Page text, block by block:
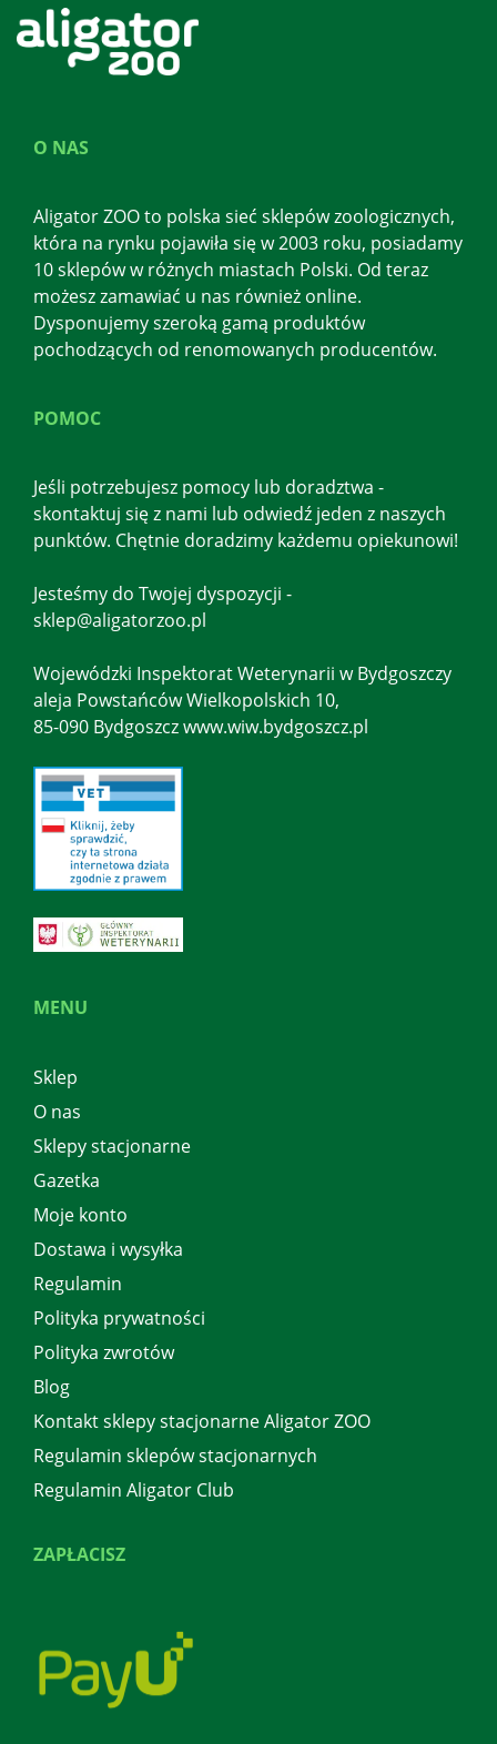
O NAS
Aligator ZOO to polska sieć sklepów zoologicznych,
która na rynku pojawiła się w 2003 roku, posiadamy
10 sklepów w różnych miastach Polski. Od teraz
możesz zamawiać u nas również online.
Dysponujemy szeroką gamą produktów
pochodzących od renomowanych producentów.
MENU
Sklep
O nas
Sklepy stacjonarne
Gazetka
Moje konto
Dostawa i wysyłka
Regulamin
Polityka prywatności
Polityka zwrotów
Blog
Kontakt sklepy stacjonarne Aligator ZOO
Regulamin sklepów stacjonarnych
Regulamin Aligator Club
ZAPŁACISZ
POMOC
Jeśli potrzebujesz pomocy lub doradztwa -
skontaktuj się z nami lub odwiedź jeden z naszych
punktów. Chętnie doradzimy każdemu opiekunowi!
Jesteśmy do Twojej dyspozycji -
sklep@aligatorzoo.pl
Wojewódzki Inspektorat Weterynarii w Bydgoszczy
aleja Powstańców Wielkopolskich 10,
85-090 Bydgoszcz www.wiw.bydgoszcz.pl